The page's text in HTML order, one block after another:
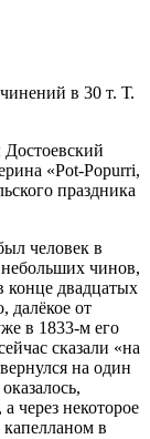
в 30 т. Т.
Достоевский
«Pot-Popurri,
праздника
человек в
чинов,
конце двадцатых
далёкое от
в 1833-м его
сказали «на
на один
через некоторое
в